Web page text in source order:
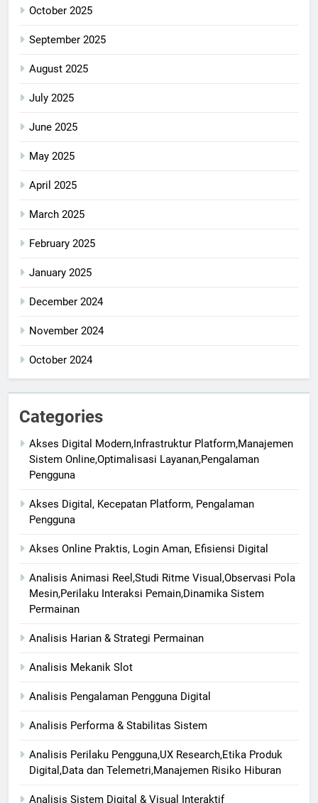
October 2025
September 2025
August 2025
July 2025
June 2025
May 2025
April 2025
March 2025
February 2025
January 2025
December 2024
November 2024
October 2024
Categories
Akses Digital Modern,Infrastruktur Platform,Manajemen
Sistem Online,Optimalisasi Layanan,Pengalaman
Pengguna
Akses Digital, Kecepatan Platform, Pengalaman
Pengguna
Akses Online Praktis, Login Aman, Efisiensi Digital
Analisis Animasi Reel,Studi Ritme Visual,Observasi Pola
Mesin,Perilaku Interaksi Pemain,Dinamika Sistem
Permainan
Analisis Harian & Strategi Permainan
Analisis Mekanik Slot
Analisis Pengalaman Pengguna Digital
Analisis Performa & Stabilitas Sistem
Analisis Perilaku Pengguna,UX Research,Etika Produk
Digital,Data dan Telemetri,Manajemen Risiko Hiburan
Analisis Sistem Digital & Visual Interaktif